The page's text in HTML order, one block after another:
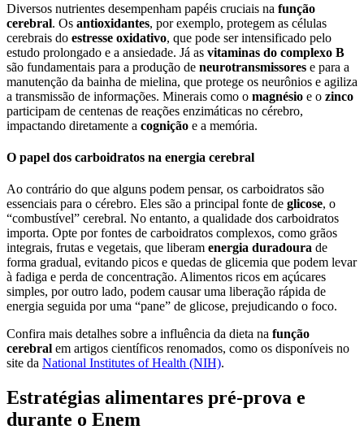
Diversos nutrientes desempenham papéis cruciais na função
cerebral. Os antioxidantes, por exemplo, protegem as células
cerebrais do estresse oxidativo, que pode ser intensificado pelo
estudo prolongado e a ansiedade. Já as vitaminas do complexo B
são fundamentais para a produção de neurotransmissores e para a
manutenção da bainha de mielina, que protege os neurônios e agiliza
a transmissão de informações. Minerais como o magnésio e o zinco
participam de centenas de reações enzimáticas no cérebro,
impactando diretamente a cognição e a memória.
O papel dos carboidratos na energia cerebral
Ao contrário do que alguns podem pensar, os carboidratos são
essenciais para o cérebro. Eles são a principal fonte de glicose, o
“combustível” cerebral. No entanto, a qualidade dos carboidratos
importa. Opte por fontes de carboidratos complexos, como grãos
integrais, frutas e vegetais, que liberam energia duradoura de
forma gradual, evitando picos e quedas de glicemia que podem levar
à fadiga e perda de concentração. Alimentos ricos em açúcares
simples, por outro lado, podem causar uma liberação rápida de
energia seguida por uma “pane” de glicose, prejudicando o foco.
Confira mais detalhes sobre a influência da dieta na função
cerebral em artigos científicos renomados, como os disponíveis no
site da National Institutes of Health (NIH).
Estratégias alimentares pré-prova e
durante o Enem